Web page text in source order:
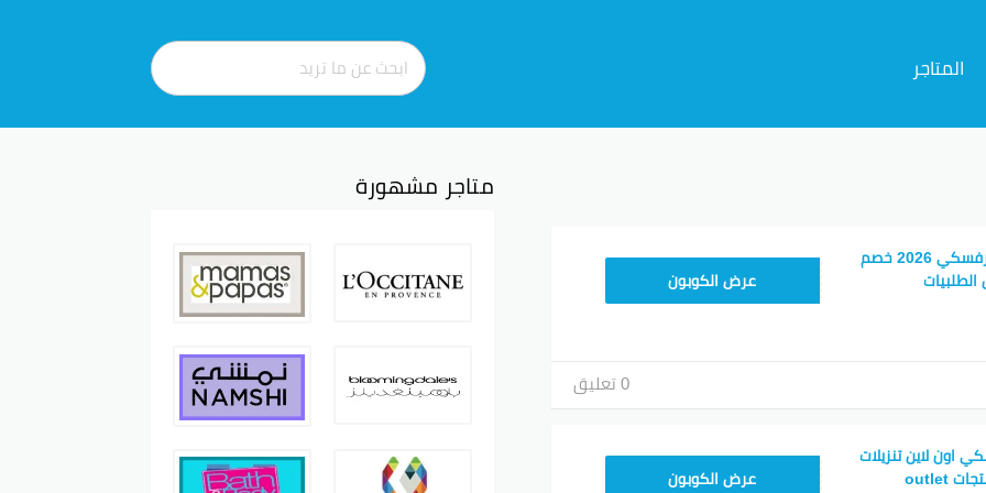
المتاجر
أحدث كود خصم سوارفسكي 2026 خصم
عرض الكوبون
0 تعليق
لاين تنزيلات
SWSK21عرض الكوبون
متاجر مشهورة